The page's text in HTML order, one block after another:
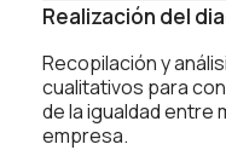
Realización del
Recopilación y
cualitativos para
de la igualdad entre
empresa.